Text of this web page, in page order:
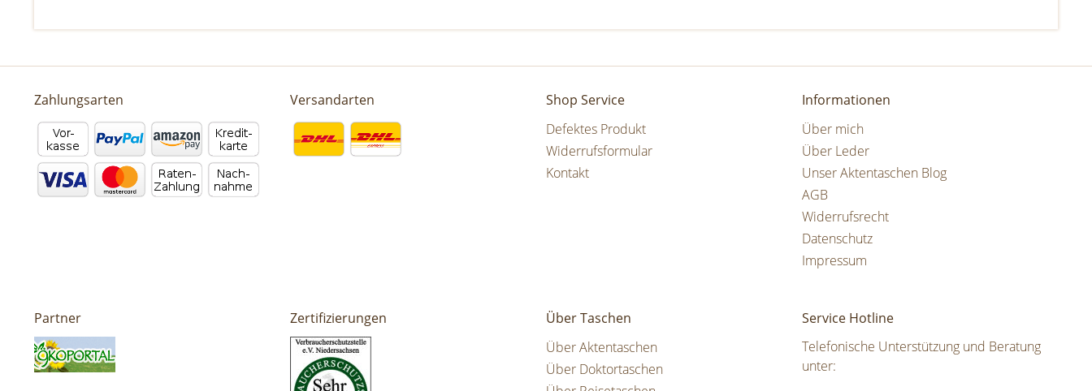
Zahlungsarten Versandarten
Shop Service
Defektes Produkt
Widerrufsformular
Kontakt
Informationen
Über mich
Über Leder
Unser Aktentaschen Blog
AGB
Widerrufsrecht
Datenschutz
Impressum
Partner Zertifizierungen
Über Taschen
Über Aktentaschen
Über Doktortaschen
Service Hotline
Telefonische Unterstützung und Beratung
unter: